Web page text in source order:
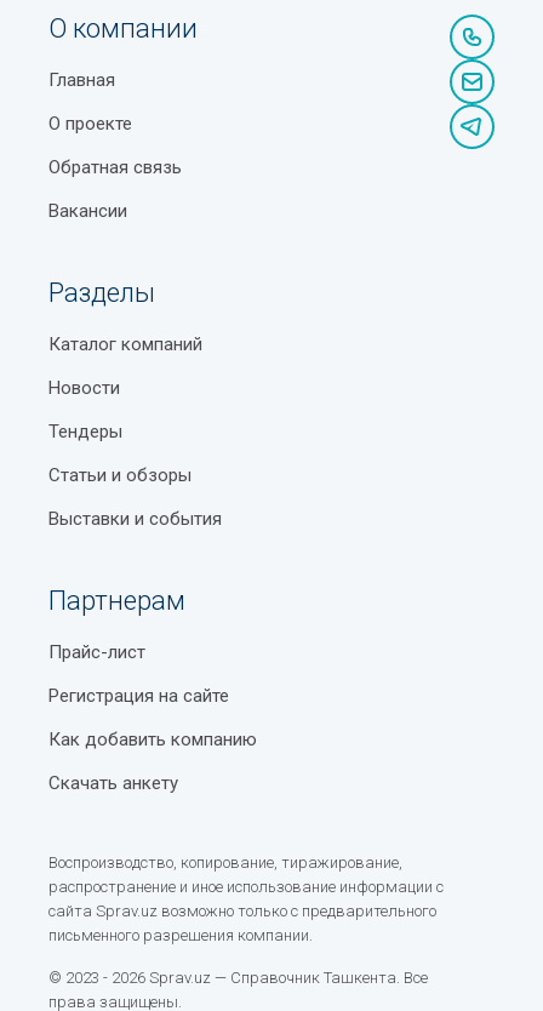
О компании
Главная
О проекте
Обратная связь
Вакансии
Разделы
Каталог компаний
Новости
Тендеры
Статьи и обзоры
Выставки и события
Партнерам
Прайс-лист
Регистрация на сайте
Как добавить компанию
Скачать анкету
Воспроизводство, копирование, тиражирование,
распространение и иное использование информации с
сайта Sprav.uz возможно только с предварительного
письменного разрешения компании.
© 2023 - 2026 Sprav.uz — Справочник Ташкента. Все
права защищены.